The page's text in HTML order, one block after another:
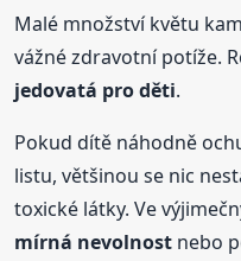
Malé množství květu
vážné zdravotní potíže.
jedovatá pro děti.
Pokud dítě náhodně
listu, většinou se nic
toxické látky. Ve
mírná nevolnost nebo